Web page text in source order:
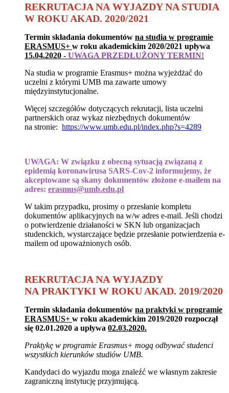
REKRUTACJA NA WYJAZDY NA STUDIA
W ROKU AKAD. 2020/2021
Termin składania dokumentów na studia w programie
ERASMUS+ w roku akademickim 2020/2021 upływa
15.04.2020 - UWAGA PRZEDŁUŻONY TERMIN!
Na studia w programie Erasmus+ można wyjeżdżać do
uczelni z którymi UMB ma zawarte umowy
międzyinstytucjonalne.
Więcej szczegółów dotyczących rekrutacji, lista uczelni
partnerskich oraz wykaz niezbędnych dokumentów
na stronie: https://www.umb.edu.pl/index.php?s=4289
UWAGA: W związku z obecną sytuacją związaną z
epidemią koronawirusa SARS-Cov-2 informujemy, że
akceptowane są skany dokumentów złożone e-mailem na
adres: erasmus@umb.edu.pl
W takim przypadku, prosimy o przesłanie kompletu
dokumentów aplikacyjnych na w/w adres e-mail. Jeśli chodzi
o potwierdzenie działaności w SKN lub organizacjach
studenckich, wystarczające będzie przesłanie potwierdzenia e-
mailem od upoważnionych osób.
REKRUTACJA NA WYJAZDY
NA PRAKTYKI W ROKU AKAD. 2019/2020
Termin składania dokumentów na praktyki w programie
ERASMUS+ w roku akademickim 2019/2020 rozpoczął
się 02.01.2020 a upływa 02.03.2020.
Praktykę w programie Erasmus+ mogą odbywać studenci
wszystkich kierunków studiów UMB.
Kandydaci do wyjazdu moga znaleźć we własnym zakresie
zagraniczną instytucję przyjmującą.